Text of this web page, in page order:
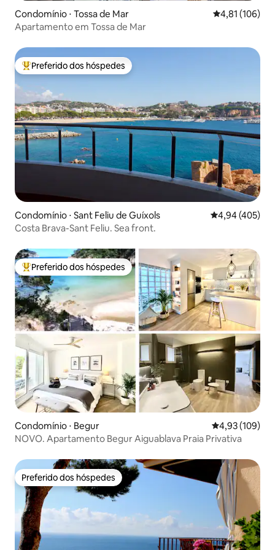
Condomínio ⋅ Tossa de Mar 4,81 de uma
4,81 (106)
Apartamento em Tossa de Mar
Entre os melhores preferidos dos hóspedes
Preferido dos hóspedes
Condomínio ⋅ Sant Feliu de Guíxols 4,94 de uma
4,94 (405)
Costa Brava-Sant Feliu. Sea front.
Entre os melhores preferidos dos hóspedes
Preferido dos hóspedes
Condomínio ⋅ Begur 4,93 de uma
4,93 (109)
NOVO. Apartamento Begur Aiguablava Praia Privativa
Preferido dos hóspedes
Preferido dos hóspedes